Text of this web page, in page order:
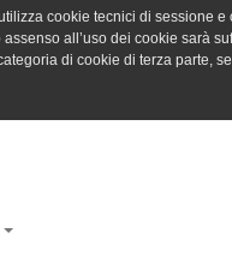
cookie tecnici di sessione
all’uso dei cookie sarà
di cookie di terza parte,